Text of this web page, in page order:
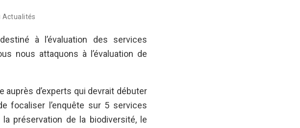
Actualités
à l’évaluation des services
nous attaquons à l’évaluation de
auprès d’experts qui devrait débuter
focaliser l’enquête sur 5 services
préservation de la biodiversité, le